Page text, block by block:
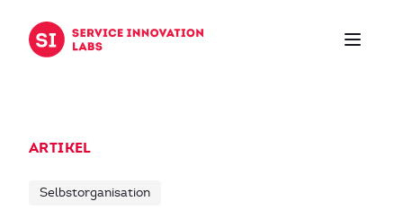
ARTIKEL
Selbstorganisation